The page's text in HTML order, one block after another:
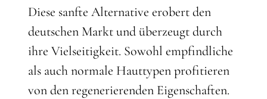
Diese sanfte Alternative erobert den
deutschen Markt und überzeugt durch
ihre Vielseitigkeit. Sowohl empfindliche
als auch normale Hauttypen profitieren
von den regenerierenden Eigenschaften.